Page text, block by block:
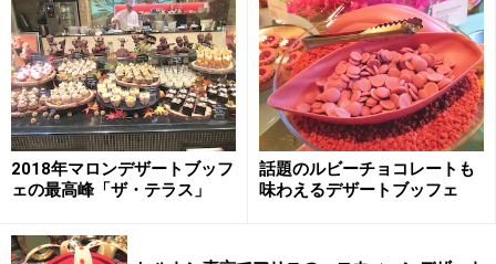
最大規模の人気を誇ることが分かるでしょう。
前回のストロベリーフェアでは、約５カ月の期
間中にホテル全体で19t（65,000パック）の苺を
使用。総席数200席の「マーブルラウンジ」は
32,000人以上のゲストをお迎えしました
2018年マロンデザートブッフ
ェの最高峰「ザ・テラス」
話題のルビーチョコレートも
味わえるデザートブッフェ